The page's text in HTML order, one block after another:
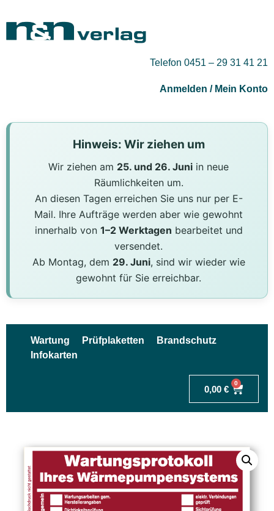
Telefon 0451 – 29 31 41 21
Anmelden / Mein Konto
Hinweis: Wir ziehen um
Wir ziehen am 25. und 26. Juni in neue
Räumlichkeiten um.
An diesen Tagen erreichen Sie uns nur per E-
Mail. Ihre Aufträge werden aber wie gewohnt
innerhalb von 1–2 Werktagen bearbeitet und
versendet.
Ab Montag, dem 29. Juni, sind wir wieder wie
gewohnt für Sie erreichbar.
Wartung Prüfplaketten
Brandschutz
Infokarten
0,00 €
0